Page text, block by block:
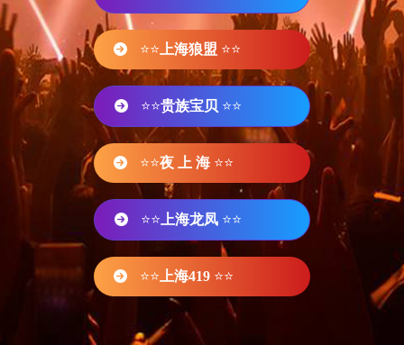
⭐⭐ 上海狼盟 ⭐⭐
⭐⭐贵族宝贝 ⭐⭐
⭐⭐夜 上 海 ⭐⭐
⭐⭐ 上海龙凤 ⭐⭐
⭐⭐ 上海419 ⭐⭐